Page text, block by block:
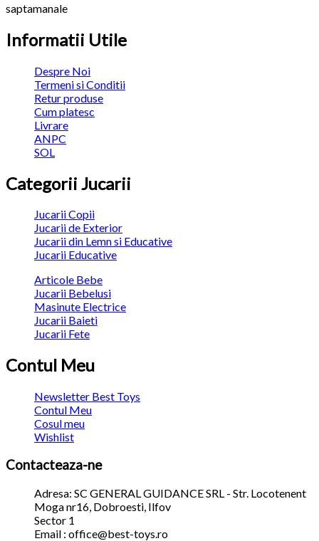
saptamanale
Informatii Utile
Despre Noi
Termeni si Conditii
Retur produse
Cum platesc
Livrare
ANPC
SOL
Categorii Jucarii
Jucarii Copii
Jucarii de Exterior
Jucarii din Lemn si Educative
Jucarii Educative
Articole Bebe
Jucarii Bebelusi
Masinute Electrice
Jucarii Baieti
Jucarii Fete
Contul Meu
Newsletter Best Toys
Contul Meu
Cosul meu
Wishlist
Contacteaza-ne
Adresa: SC GENERAL GUIDANCE SRL - Str. Locotenent
Moga nr16, Dobroesti, Ilfov
Sector 1
Email : office@best-toys.ro